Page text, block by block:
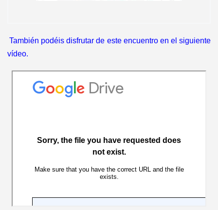
También podéis disfrutar de este encuentro en el siguiente
vídeo.